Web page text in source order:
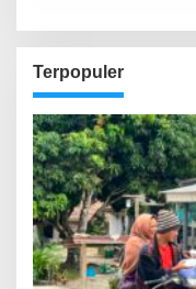
Terpopuler